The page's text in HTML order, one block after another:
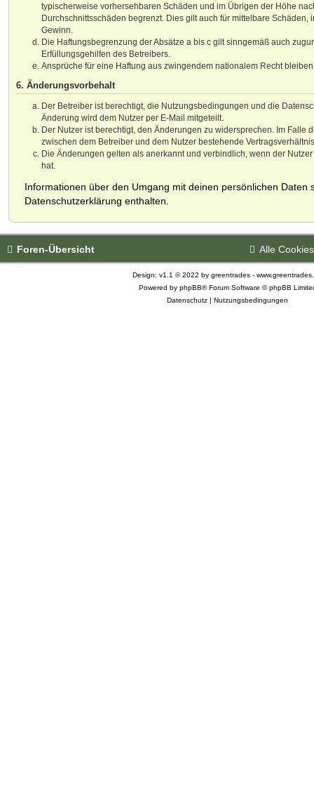
typischerweise vorhersehbaren Schäden und im Übrigen der Höhe
Durchschnittsschäden begrenzt. Dies gilt auch für mittelbare Schäden,
Gewinn.
Die Haftungsbegrenzung der Absätze a bis c gilt sinngemäß auch
Erfüllungsgehilfen des Betreibers.
Ansprüche für eine Haftung aus zwingendem nationalem Recht
6. Änderungsvorbehalt
Der Betreiber ist berechtigt, die Nutzungsbedingungen und die
Änderung wird dem Nutzer per E-Mail mitgeteilt.
Der Nutzer ist berechtigt, den Änderungen zu widersprechen. Im Falle
zwischen dem Betreiber und dem Nutzer bestehende
Die Änderungen gelten als anerkannt und verbindlich, wenn der
hat.
Informationen über den Umgang mit deinen persönlichen Daten
Datenschutzerklärung enthalten.
Foren-Übersicht Alle
Design: v1.1 © 2022 by greentrades -
Powered by phpBB®Forum Software © phpBB
Datenschutz | Nutzungsbedingungen